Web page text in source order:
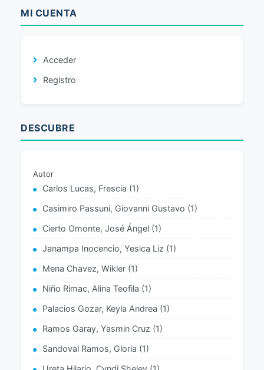
MI CUENTA
Acceder
Registro
DESCUBRE
Autor
Carlos Lucas, Frescia (1)
Casimiro Passuni, Giovanni Gustavo (1)
Cierto Omonte, José Ángel (1)
Janampa Inocencio, Yesica Liz (1)
Mena Chavez, Wikler (1)
Niño Rimac, Alina Teofila (1)
Palacios Gozar, Keyla Andrea (1)
Ramos Garay, Yasmin Cruz (1)
Sandoval Ramos, Gloria (1)